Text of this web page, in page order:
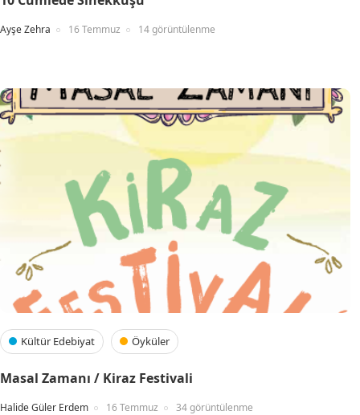
Ayşe Zehra 16 Temmuz 14 görüntülenme
Kültür Edebiyat Öyküler
Masal Zamanı / Kiraz Festivali
Halide Güler Erdem 16 Temmuz 34 görüntülenme